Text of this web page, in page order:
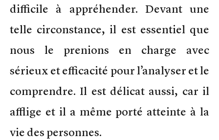
difficile à appréhender. Devant une
telle circonstance, il est essentiel que
nous le prenions en charge avec
sérieux et efficacité pour l’analyser et le
comprendre. Il est délicat aussi, car il
afflige et il a même porté atteinte à la
vie des personnes.